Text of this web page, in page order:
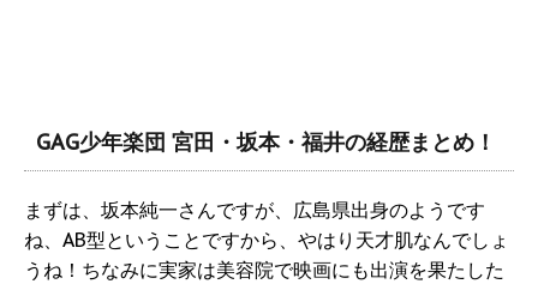
GAG少年楽団 宮田・坂本・福井の経歴まとめ！
まずは、坂本純一さんですが、広島県出身のようです
ね、AB型ということですから、やはり天才肌なんでしょ
うね！ちなみに実家は美容院で映画にも出演を果たした